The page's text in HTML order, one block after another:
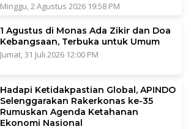
Minggu, 2 Agustus 2026 19:58 PM
1 Agustus di Monas Ada Zikir dan Doa
Kebangsaan, Terbuka untuk Umum
Jumat, 31 Juli 2026 12:00 PM
Hadapi Ketidakpastian Global, APINDO
Selenggarakan Rakerkonas ke-35
Rumuskan Agenda Ketahanan
Ekonomi Nasional